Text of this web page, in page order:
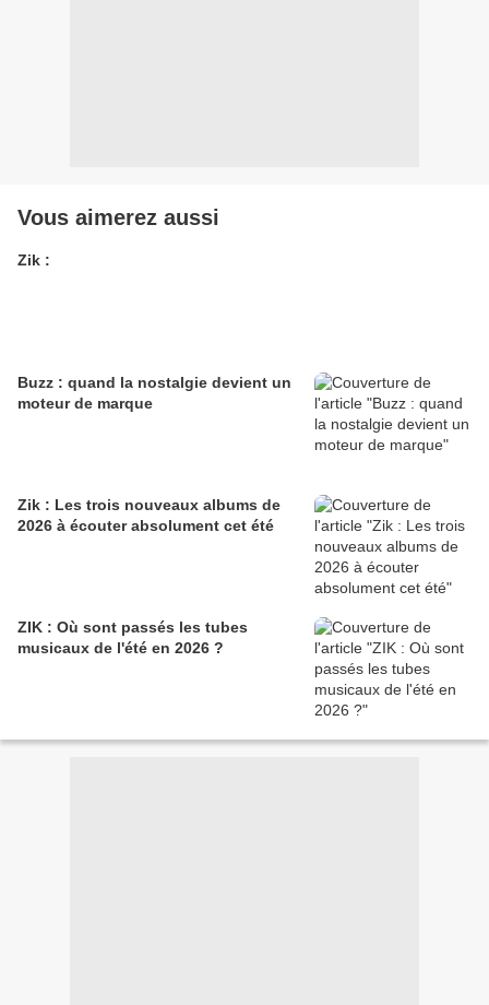
Vous aimerez aussi
Zik :
Buzz : quand la nostalgie devient un
moteur de marque
Zik : Les trois nouveaux albums de
2026 à écouter absolument cet été
ZIK : Où sont passés les tubes
musicaux de l'été en 2026 ?